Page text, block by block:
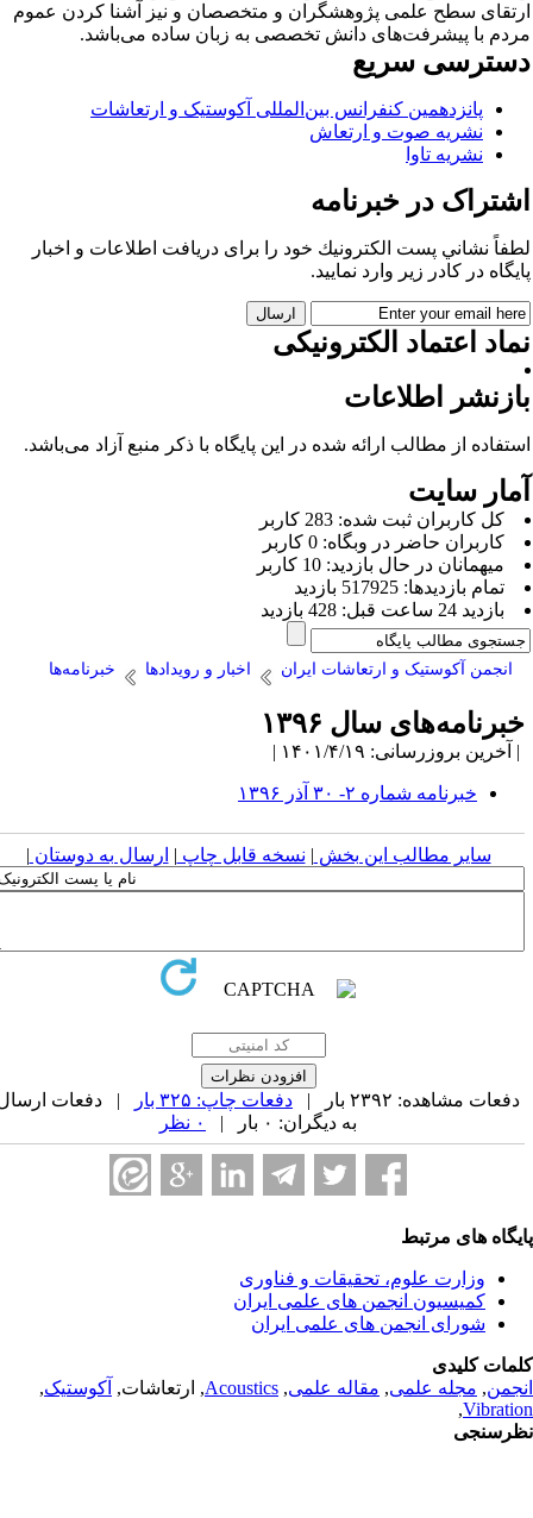
سطح علمی پژوهشگران و متخصصان و نیز آشنا کردن عموم
با پیشرفت‌های دانش تخصصی به زبان ساده می‌باشد.
سریع
پانزدهمین کنفرانس بین‌المللی آکوستیک و ارتعاشات
نشریه صوت و ارتعاش
نشریه تاوا
در خبرنامه
نشاني پست الكترونيك خود را برای دريافت اطلاعات و اخبار
در كادر زير وارد نمایید.
اعتماد الکترونیکی
اطلاعات
از مطالب ارائه شده در این پایگاه با ذکر منبع آزاد می‌باشد.
سایت
كل کاربران ثبت شده: 283 کاربر
کاربران حاضر در وبگاه: 0 کاربر
ميهمانان در حال بازديد: 10 کاربر
تمام بازديد‌ها: 517925 بازدید
بازديد 24 ساعت قبل: 428 بازدید
انجمن آکوستیک و ارتعاشات ایران اخبار و رویدادها خبرنامه‌ها
سال ۱۳۹۶
بروزرسانی: ۱۴۰۱/۴/۱۹ |
خبرنامه شماره ۲- ۳۰ آذر ۱۳۹۶
سایر مطالب این بخش | نسخه قابل چاپ| ارسال به دوستان|
دفعات مشاهده: ۲۳۹۲ بار | دفعات چاپ: ۳۲۵ بار
| دفعات ارسال
به دیگران: ۰ بار |
های مرتبط
وزارت علوم، تحقیقات و فناوری
کمیسیون انجمن های علمی ایران
شورای انجمن های علمی ایران
کلیدی
,مجله علمی, مقاله علمی,
Acoustics, ارتعاشات,آکوستیک,
,